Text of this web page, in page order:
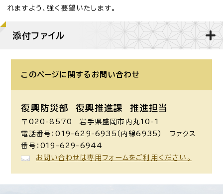
れますよう、強く要望いたします。
添付ファイル
このページに関する お問い合わせ
復興防災部 復興推進課 推進担当
〒020-8570 岩手県盛岡市内丸10-1
電話番号：019-629-6935（内線6935） ファクス
番号：019-629-6944
お問い合わせは専用フォームをご利用ください。